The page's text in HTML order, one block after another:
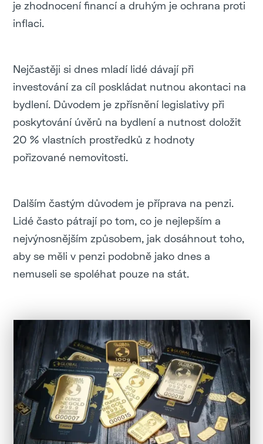
je zhodnocení financí a druhým je ochrana proti
inflaci.
Nejčastěji si dnes mladí lidé dávají při
investování za cíl poskládat nutnou akontaci na
bydlení. Důvodem je zpřísnění legislativy při
poskytování úvěrů na bydlení a nutnost doložit
20 % vlastních prostředků z hodnoty
pořizované nemovitosti.
Dalším častým důvodem je příprava na penzi.
Lidé často pátrají po tom, co je nejlepším a
nejvýnosnějším způsobem, jak dosáhnout toho,
aby se měli v penzi podobně jako dnes a
nemuseli se spoléhat pouze na stát.